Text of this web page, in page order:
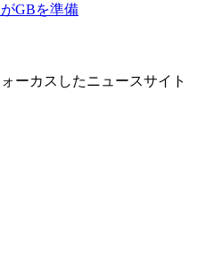
GBを準備
ーカスしたニュースサイト